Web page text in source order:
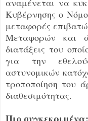
Κυβέρνησης ο
μεταφορές
Μεταφορών και
διατάξεις του
για την
αστυνομικών
τροποποίηση του
διαθεσιμότητας.
Πιο συγκεκριμένα: